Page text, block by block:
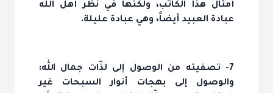
أمثال هذا الكاتب، ولكنّها في نظر أهل اللّه
عبادة العبيد أيضاً، وهي عبادة عليلة.
7- تصفيته من الوصول إلى لذّات جمال الله:
والوصول إلى بهجات أنوار السبحات غير